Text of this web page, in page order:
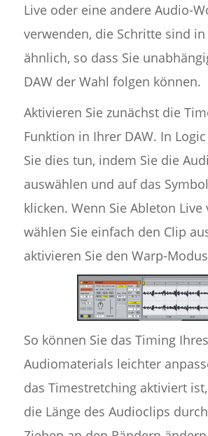
Live oder eine andere Audio-
verwenden, die Schritte sind in
ähnlich, so dass Sie
DAW der Wahl folgen können.
Aktivieren Sie zunächst die
Funktion in Ihrer DAW. In
Sie dies tun, indem Sie die
auswählen und auf das
klicken. Wenn Sie Ableton Live
wählen Sie einfach den Clip
aktivieren Sie den Warp-
So können Sie das Timing Ihres
Audiomaterials leichter
das Timestretching aktiviert
die Länge des Audioclips